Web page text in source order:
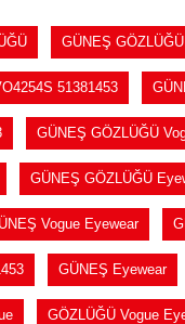
GÜNEŞ
51381453
GÜNEŞ GÖZLÜĞÜ
GÜNEŞ GÖZLÜĞÜ
Vogue Eyewear
GÜNEŞ Eyewear
GÖZLÜĞÜ Vogue